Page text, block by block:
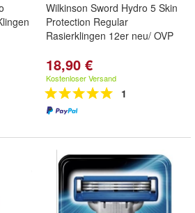
Wilkinson Sword Hydro 5 Skin
Protection Regular
Rasierklingen 12er neu/ OVP
18,90 €
Kostenloser Versand
1